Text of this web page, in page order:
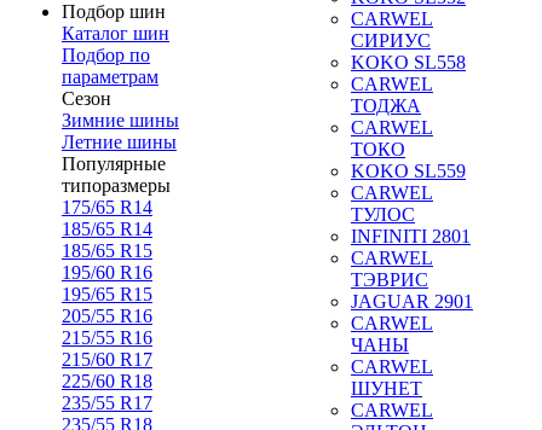
Подбор шин
Каталог шин
Подбор по
параметрам
Сезон
Зимние шины
Летние шины
Популярные
типоразмеры
175/65 R14
185/65 R14
185/65 R15
195/60 R16
195/65 R15
205/55 R16
215/55 R16
215/60 R17
225/60 R18
235/55 R17
235/55 R18
CARWEL
СИРИУС
KOKO SL558
CARWEL
ТОДЖА
CARWEL
ТОКО
KOKO SL559
CARWEL
ТУЛОС
INFINITI 2801
CARWEL
ТЭВРИС
JAGUAR 2901
CARWEL
ЧАНЫ
CARWEL
ШУНЕТ
CARWEL